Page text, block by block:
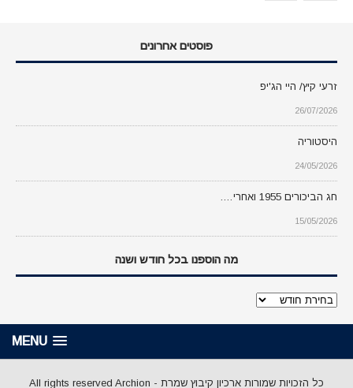
פוסטים אחרונים
זרעי קיץ/ היי הג'יפ
26/07/2026
היסטוריה
24/05/2026
חג הביכורים 1955 ואחרי….
15/05/2026
מה הוספנו בכל חודש ושנה
מה
ושנה
MENU
כל הזכויות שמורות ארכיון קיבוץ שמרת - All rights reserved Archion